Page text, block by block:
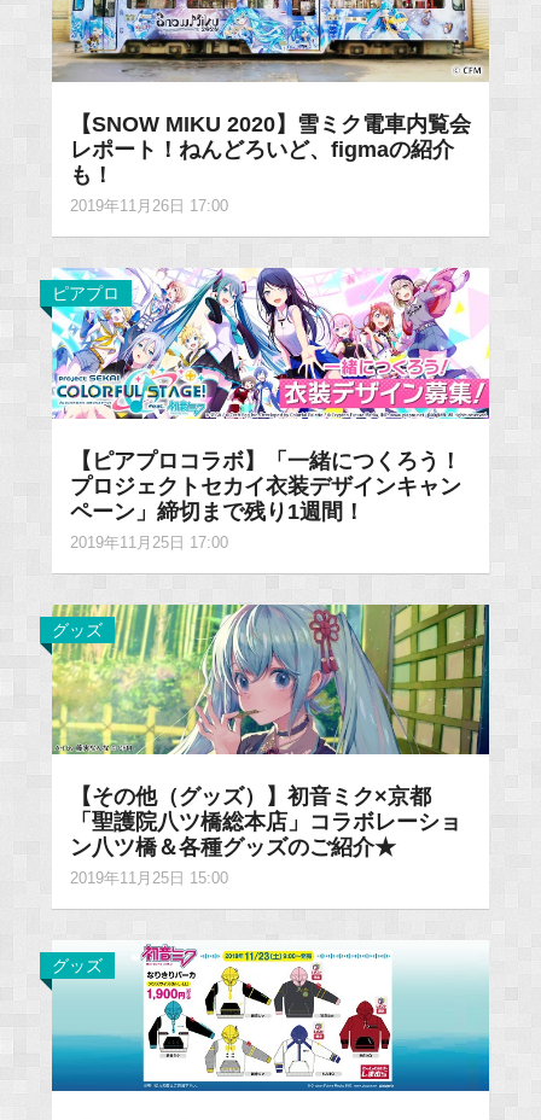
【SNOW MIKU 2020】雪ミク電車内覧会
レポート！ねんどろいど、figmaの紹介
も！
2019年11月26日 17:00
ピアプロ
【ピアプロコラボ】「一緒につくろう！
プロジェクトセカイ衣装デザインキャン
ペーン」締切まで残り1週間！
2019年11月25日 17:00
グッズ
【その他（グッズ）】初音ミク×京都
「聖護院八ツ橋総本店」コラボレーショ
ン八ツ橋＆各種グッズのご紹介★
2019年11月25日 15:00
グッズ